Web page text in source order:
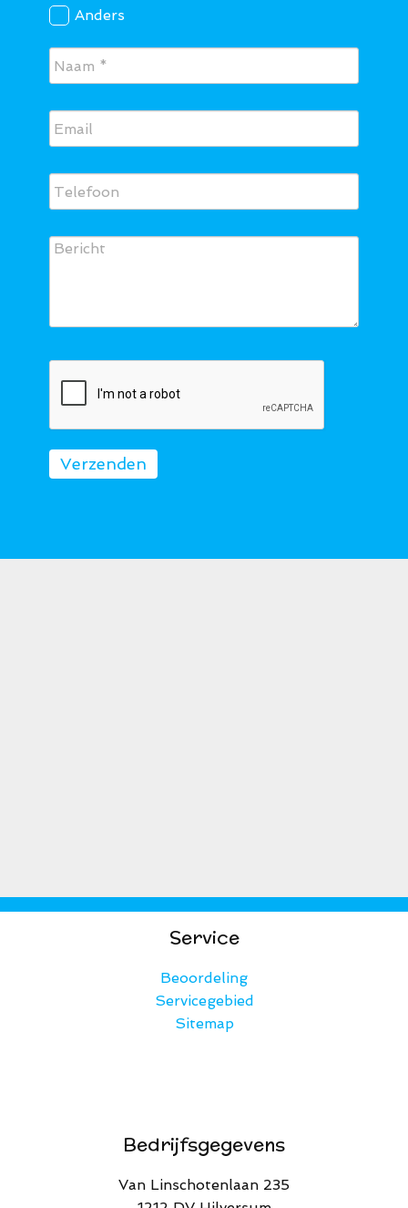
Anders
Verzenden
Service
Beoordeling
Servicegebied
Sitemap
Bedrijfsgegevens
Van Linschotenlaan 235